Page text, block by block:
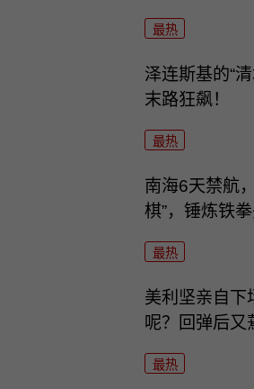
最热
泽连斯基的“
末路狂飙！
最热
南海6天禁航
棋”，锤炼铁拳
最热
美利坚亲自下
呢？回弹后又
最热